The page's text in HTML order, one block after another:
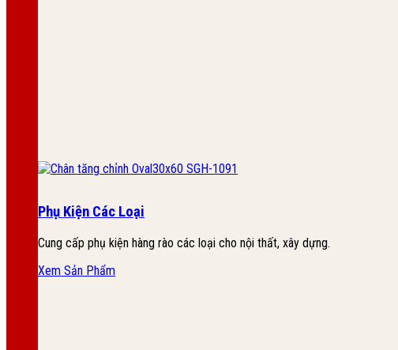
Phụ Kiện Các Loại
Cung cấp phụ kiện hàng rào các loại cho nội thất, xây dựng.
Xem Sản Phẩm